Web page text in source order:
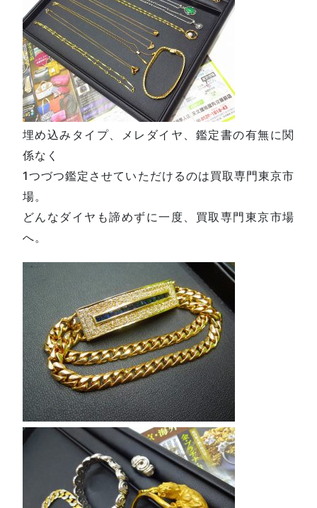
埋め込みタイプ、メレダイヤ、鑑定書の有無に関
係なく
1つづつ鑑定させていただけるのは買取専門東京市
場。
どんなダイヤも諦めずに一度、買取専門東京市場
へ。